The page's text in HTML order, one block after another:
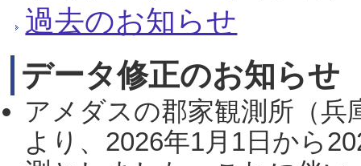
過去のお知らせ
データ修正のお知らせ
アメダスの郡家観測所（
より、2026年1月1日から